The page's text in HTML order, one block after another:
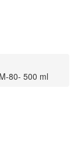
80- 500 ml